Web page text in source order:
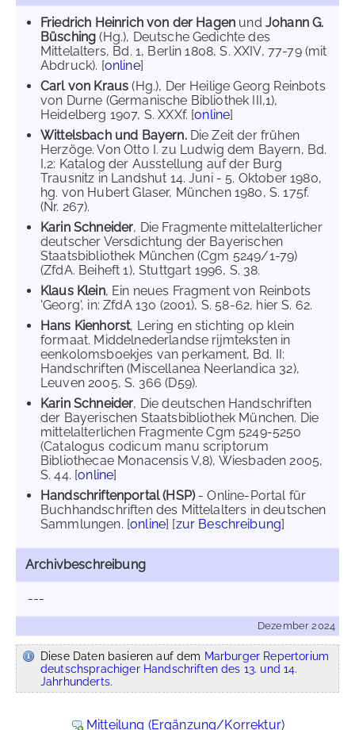
Friedrich Heinrich von der Hagen und Johann G.
Büsching(Hg.), Deutsche Gedichte des
Mittelalters, Bd. 1, Berlin 1808, S. XXIV, 77-79 (mit
Abdruck). [online]
Carl von Kraus(Hg.), Der Heilige Georg Reinbots
von Durne (Germanische Bibliothek III,1),
Heidelberg 1907, S. XXXf. [online]
Wittelsbach und Bayern.Die Zeit der frühen
Herzöge. Von Otto I. zu Ludwig dem Bayern, Bd.
I,2: Katalog der Ausstellung auf der Burg
Trausnitz in Landshut 14. Juni - 5. Oktober 1980,
hg. von Hubert Glaser, München 1980, S. 175f.
(Nr. 267).
Karin Schneider, Die Fragmente mittelalterlicher
deutscher Versdichtung der Bayerischen
Staatsbibliothek München (Cgm 5249/1-79)
(ZfdA. Beiheft 1), Stuttgart 1996, S. 38.
Klaus Klein, Ein neues Fragment von Reinbots
'Georg', in: ZfdA 130 (2001), S. 58-62, hier S. 62.
Hans Kienhorst, Lering en stichting op klein
formaat. Middelnederlandse rijmteksten in
eenkolomsboekjes van perkament, Bd. II:
Handschriften (Miscellanea Neerlandica 32),
Leuven 2005, S. 366 (D59).
Karin Schneider, Die deutschen Handschriften
der Bayerischen Staatsbibliothek München. Die
mittelalterlichen Fragmente Cgm 5249-5250
(Catalogus codicum manu scriptorum
Bibliothecae Monacensis V,8), Wiesbaden 2005,
S. 44. [online]
Handschriftenportal (HSP)- Online-Portal für
Buchhandschriften des Mittelalters in deutschen
Sammlungen. [online] [zur Beschreibung]
Archivbeschreibung
---
Dezember 2024
Diese Daten basieren auf dem Marburger Repertorium
deutschsprachiger Handschriften des 13. und 14.
Jahrhunderts.
Mitteilung (Ergänzung/Korrektur)